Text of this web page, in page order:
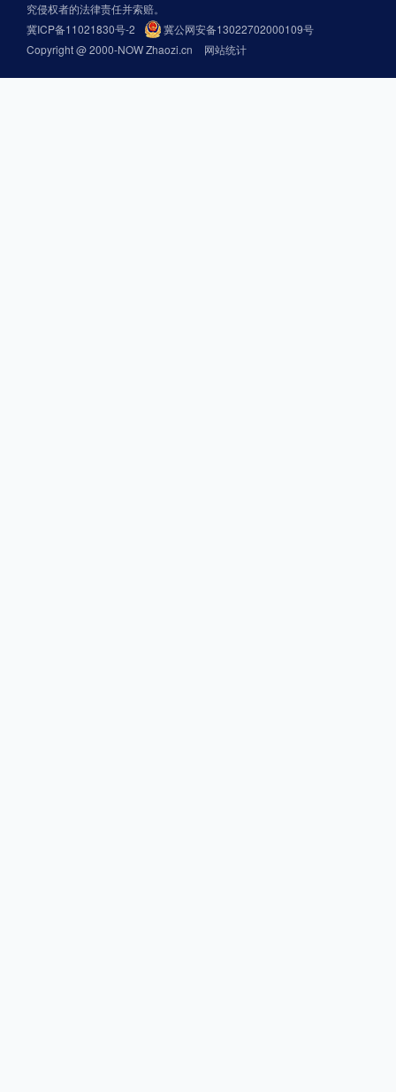
究侵权者的法律责任并索赔。
冀ICP备11021830号-2
冀公网安备13022702000109号
Copyright @ 2000-NOW Zhaozi.cn
网站统计